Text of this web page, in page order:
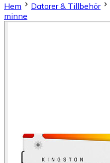
Hem
Datorer & Tillbehör
minne